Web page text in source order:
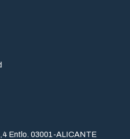
Entlo. 03001-ALICANTE